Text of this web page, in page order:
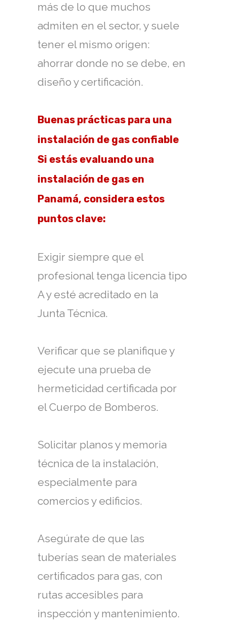
más de lo que muchos
admiten en el sector, y suele
tener el mismo origen:
ahorrar donde no se debe, en
diseño y certificación.
Buenas prácticas para una
instalación de gas confiable
Si estás evaluando una
instalación de gas en
Panamá, considera estos
puntos clave:
Exigir siempre que el
profesional tenga licencia tipo
A y esté acreditado en la
Junta Técnica.
Verificar que se planifique y
ejecute una prueba de
hermeticidad certificada por
el Cuerpo de Bomberos.
Solicitar planos y memoria
técnica de la instalación,
especialmente para
comercios y edificios.
Asegúrate de que las
tuberías sean de materiales
certificados para gas, con
rutas accesibles para
inspección y mantenimiento.